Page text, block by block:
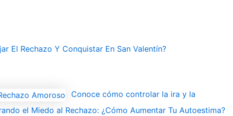
El Rechazo Y Conquistar En San Valentín?
Conoce cómo controlar la ira y la
el Miedo al Rechazo: ¿Cómo Aumentar Tu Autoestima?